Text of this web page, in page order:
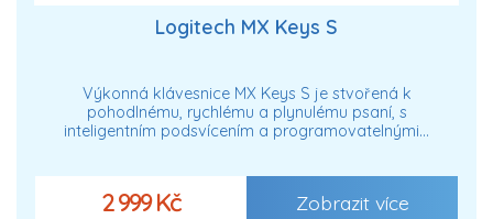
Logitech MX Keys S
Výkonná klávesnice MX Keys S je stvořená k
pohodlnému, rychlému a plynulému psaní, s
inteligentním podsvícením a programovatelnými…
2 999 Kč Zobrazit více